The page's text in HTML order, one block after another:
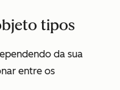
tipos
da sua
entre os